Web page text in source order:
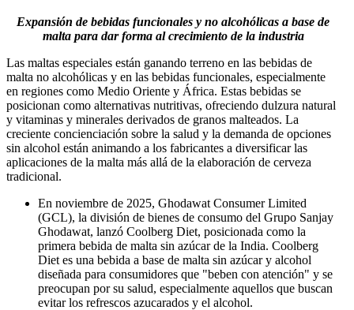
Expansión de bebidas funcionales y no alcohólicas a base de
malta para dar forma al crecimiento de la industria
Las maltas especiales están ganando terreno en las bebidas de
malta no alcohólicas y en las bebidas funcionales, especialmente
en regiones como Medio Oriente y África. Estas bebidas se
posicionan como alternativas nutritivas, ofreciendo dulzura natural
y vitaminas y minerales derivados de granos malteados. La
creciente concienciación sobre la salud y la demanda de opciones
sin alcohol están animando a los fabricantes a diversificar las
aplicaciones de la malta más allá de la elaboración de cerveza
tradicional.
En noviembre de 2025, Ghodawat Consumer Limited
(GCL), la división de bienes de consumo del Grupo Sanjay
Ghodawat, lanzó Coolberg Diet, posicionada como la
primera bebida de malta sin azúcar de la India. Coolberg
Diet es una bebida a base de malta sin azúcar y alcohol
diseñada para consumidores que "beben con atención" y se
preocupan por su salud, especialmente aquellos que buscan
evitar los refrescos azucarados y el alcohol.